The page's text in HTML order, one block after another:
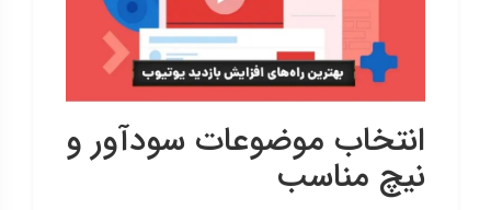
انتخاب موضوعات سودآور و
نیچ مناسب